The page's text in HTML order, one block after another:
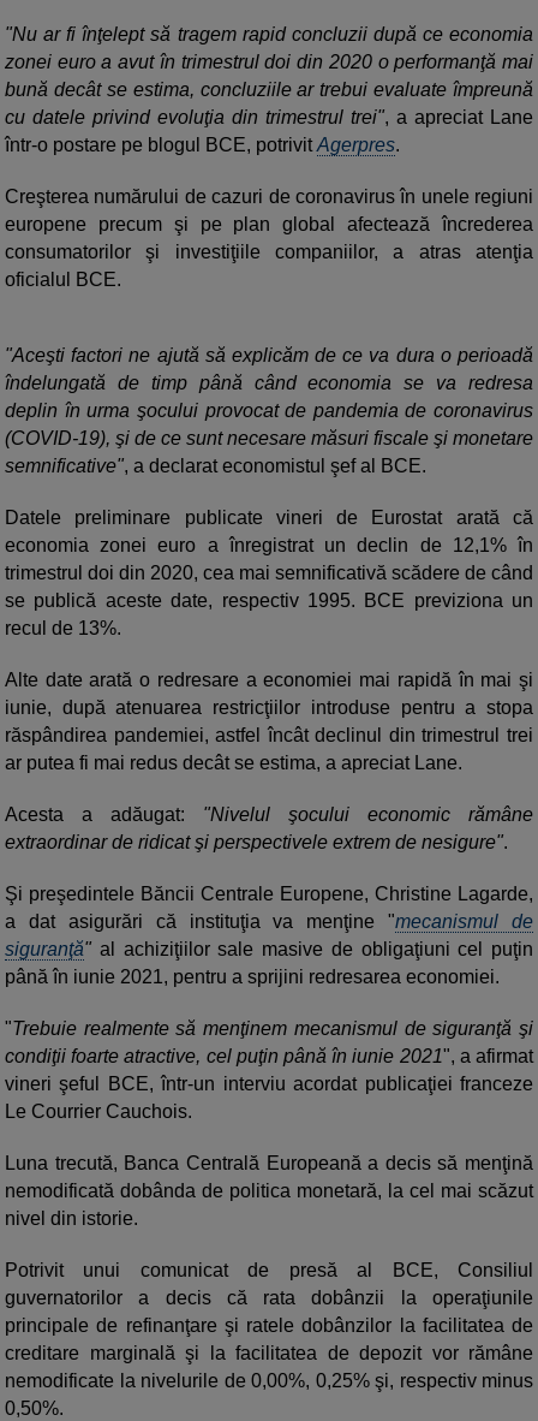
"Nu ar fi înţelept să tragem rapid concluzii după ce economia
zonei euro a avut în trimestrul doi din 2020 o performanţă mai
bună decât se estima, concluziile ar trebui evaluate împreună
cu datele privind evoluţia din trimestrul trei", a apreciat Lane
într-o postare pe blogul BCE, potrivitAgerpres.
Creşterea numărului de cazuri de coronavirus în unele regiuni
europene precum şi pe plan global afectează încrederea
consumatorilor şi investiţiile companiilor, a atras atenţia
oficialul BCE.
"Aceşti factori ne ajută să explicăm de ce va dura o perioadă
îndelungată de timp până când economia se va redresa
deplin în urma şocului provocat de pandemia de coronavirus
(COVID-19), şi de ce sunt necesare măsuri fiscale şi monetare
semnificative", a declarat economistul şef al BCE.
Datele preliminare publicate vineri de Eurostat arată că
economia zonei euro a înregistrat un declin de 12,1% în
trimestrul doi din 2020, cea mai semnificativă scădere de când
se publică aceste date, respectiv 1995. BCE previziona un
recul de 13%.
Alte date arată o redresare a economiei mai rapidă în mai şi
iunie, după atenuarea restricţiilor introduse pentru a stopa
răspândirea pandemiei, astfel încât declinul din trimestrul trei
ar putea fi mai redus decât se estima, a apreciat Lane.
Acesta a adăugat: "Nivelul şocului economic rămâne
extraordinar de ridicat şi perspectivele extrem de nesigure".
Şi preşedintele Băncii Centrale Europene, Christine Lagarde,
a dat asigurări că instituţia va menţine "mecanismul de
siguranţă" al achiziţiilor sale masive de obligaţiuni cel puţin
până în iunie 2021, pentru a sprijini redresarea economiei.
"Trebuie realmente să menţinem mecanismul de siguranţă şi
condiţii foarte atractive, cel puţin până în iunie 2021", a afirmat
vineri şeful BCE, într-un interviu acordat publicaţiei franceze
Le Courrier Cauchois.
Luna trecută, Banca Centrală Europeană a decis să menţină
nemodificată dobânda de politica monetară, la cel mai scăzut
nivel din istorie.
Potrivit unui comunicat de presă al BCE, Consiliul
guvernatorilor a decis că rata dobânzii la operaţiunile
principale de refinanţare şi ratele dobânzilor la facilitatea de
creditare marginală şi la facilitatea de depozit vor rămâne
nemodificate la nivelurile de 0,00%, 0,25% şi, respectiv minus
0,50%.